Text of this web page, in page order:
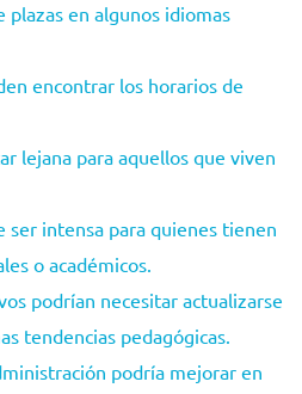
en algunos idiomas
encontrar los horarios de
lejana para aquellos que viven
ser intensa para quienes tienen
o académicos.
podrían necesitar actualizarse
tendencias pedagógicas.
podría mejorar en